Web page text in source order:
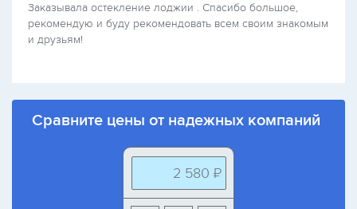
Заказывала остекление лоджии . Спасибо большое,
рекомендую и буду рекомендовать всем своим знакомым
и друзьям!
Сравните цены от надежных компаний
2 580 ₽